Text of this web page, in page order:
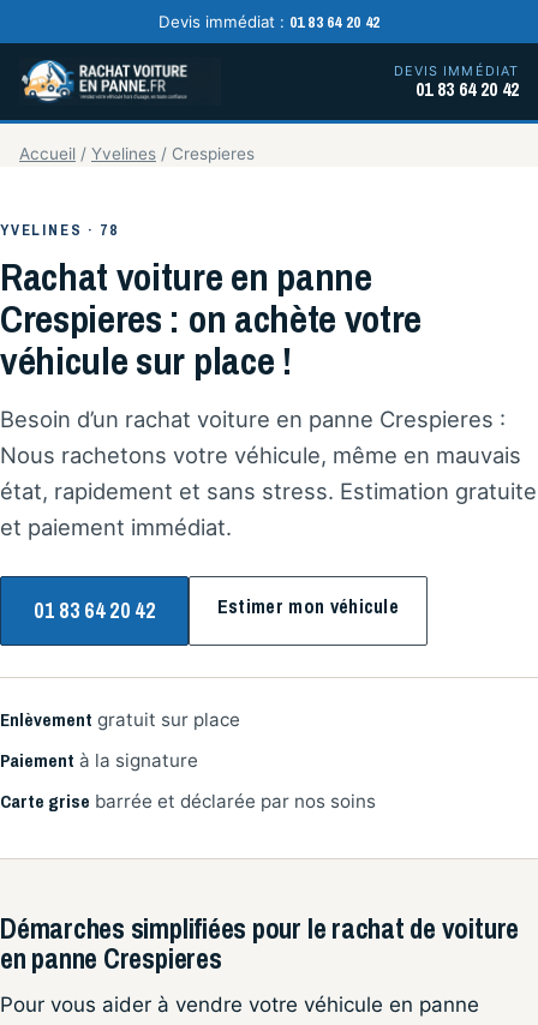
Devis immédiat : 01 83 64 20 42
DEVIS IMMÉDIAT
01 83 64 20 42
Accueil / Yvelines / Crespieres
YVELINES · 78
Rachat voiture en panne
Crespieres : on achète votre
véhicule sur place !
Besoin d’un rachat voiture en panne Crespieres :
Nous rachetons votre véhicule, même en mauvais
état, rapidement et sans stress. Estimation gratuite
et paiement immédiat.
01 83 64 20 42 Estimer mon véhicule
Enlèvement gratuit sur place
Paiement à la signature
Carte grise barrée et déclarée par nos soins
Démarches simplifiées pour le rachat de voiture
en panne Crespieres
Pour vous aider à vendre votre véhicule en panne